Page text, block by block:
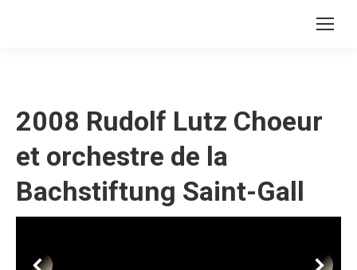
2008 Rudolf Lutz Choeur
et orchestre de la
Bachstiftung Saint-Gall